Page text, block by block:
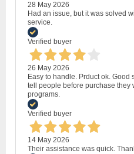
28 May 2026
Had an issue, but it was solved
service.
Verified buyer
26 May 2026
Easy to handle. Prduct ok. Good
tell people before purchase they
programs.
Verified buyer
14 May 2026
Their assistance was quick.